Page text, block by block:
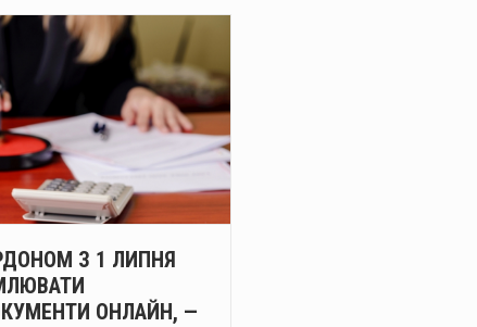
З 1 ЛИПНЯ
ОНЛАЙН, —